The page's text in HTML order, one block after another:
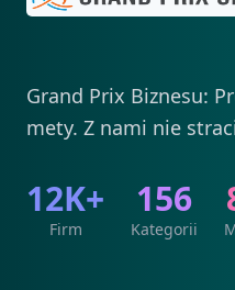
Grand Prix Biznesu:
mety. Z nami nie
12K+
Firm
156
Kategorii